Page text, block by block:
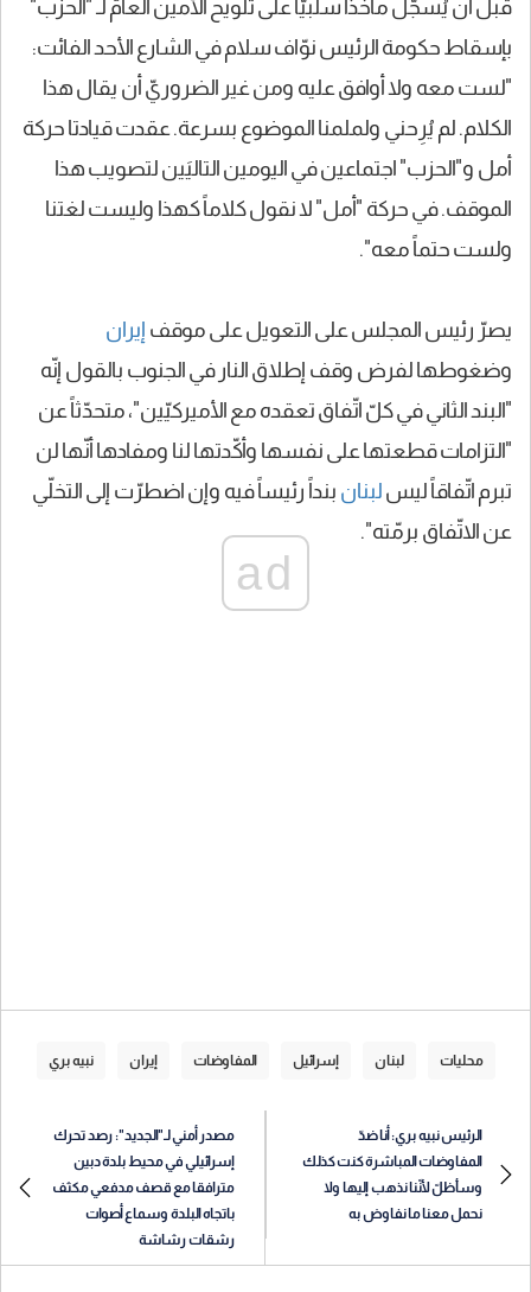
قبل أن يُسجّل مأخذاً سلبيّاً على تلويح الأمين العامّ لـ "الحزب"
بإسقاط حكومة الرئيس نوّاف سلام في الشارع الأحد الفائت:
"لست معه ولا أوافق عليه ومن غير الضروريّ أن يقال هذا
الكلام. لم يُرِحني ولملمنا الموضوع بسرعة. عقدت قيادتا حركة
أمل و"الحزب" اجتماعين في اليومين التاليَين لتصويب هذا
الموقف. في حركة "أمل" لا نقول كلاماً كهذا وليست لغتنا
ولست حتماً معه".
يصرّ رئيس المجلس على التعويل على موقف إيران
وضغوطها لفرض وقف إطلاق النار في الجنوب بالقول إنّه
"البند الثاني في كلّ اتّفاق تعقده مع الأميركيّين"، متحدّثاً عن
"التزامات قطعتها على نفسها وأكّدتها لنا ومفادها أنّها لن
تبرم اتّفاقاً ليس لبنان بنداً رئيساً فيه وإن اضطرّت إلى التخلّي
عن الاتّفاق برمّته".
ad
محليات لبنان إسرائيل المفاوضات إيران نبيه بري
الرئيس نبيه بري: أنا ضدّ
المفاوضات المباشرة كنت كذلك
وسأظلّ لأنّنا نذهب إليها ولا
نحمل معنا ما نفاوض به
مصدر أمني لـ"الجديد": رصد تحرك
إسرائيلي في محيط بلدة دبين
مترافقا مع قصف مدفعي مكثف
باتجاه البلدة وسماع أصوات
رشقات رشاشة